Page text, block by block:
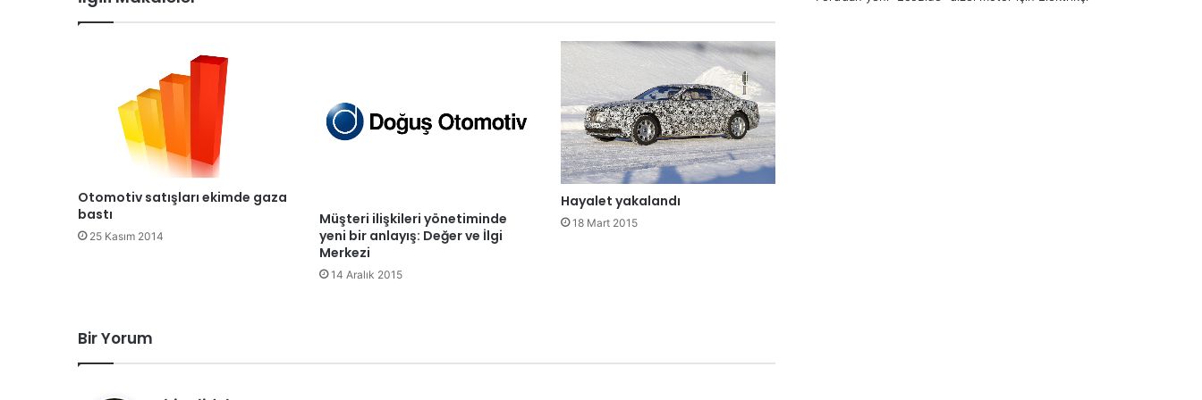
Otomotiv satışları ekimde gaza
bastı
25 Kasım 2014
Müşteri ilişkileri yönetiminde
yeni bir anlayış: Değer ve İlgi
Merkezi
14 Aralık 2015
Hayalet yakalandı
18 Mart 2015
Bir Yorum